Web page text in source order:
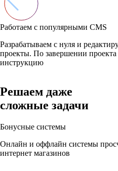
Работаем с популярными CMS
Разрабатываем с нуля и
проекты. По завершении
инструкцию
Решаем даже
сложные задачи
Бонусные системы
Онлайн и оффлайн системы
интернет магазинов